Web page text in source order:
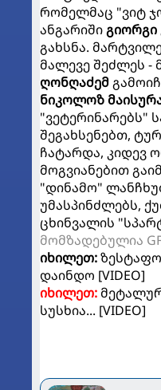
რომელმაც "ვიტ
ანგარიშიგიორგი
გახსნა.
მალევე შეძლეს -
ღონღაძემ
ნიკოლოზ
"ვეტერინარებს"
შეგახსენებთ,
ჩატარდა, კიდევ
მოგვიანებით
"დინამო"
უმასპინძლებს,
ცხინვალის
მომზადებულია
იხილეთ:
დაინდო [VIDEO]
იხილეთ:
სუსხია... [VIDEO]